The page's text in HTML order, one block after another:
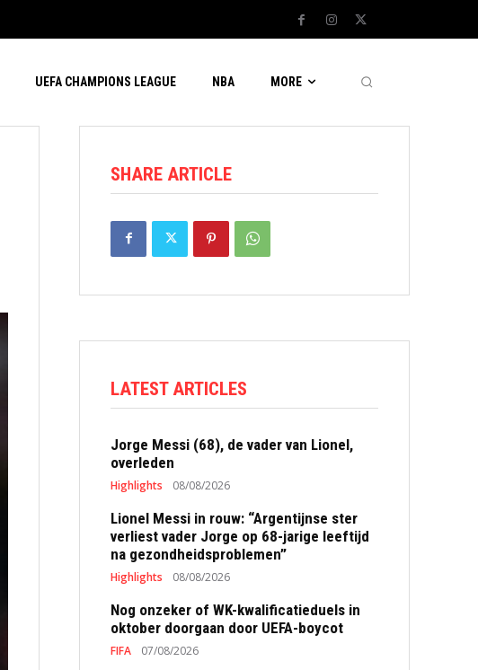
UEFA CHAMPIONS LEAGUE NBA MORE
SHARE ARTICLE
LATEST ARTICLES
Jorge Messi (68), de vader van Lionel,
overleden
Highlights 08/08/2026
Lionel Messi in rouw: “Argentijnse ster
verliest vader Jorge op 68-jarige leeftijd
na gezondheidsproblemen”
Highlights 08/08/2026
Nog onzeker of WK-kwalificatieduels in
oktober doorgaan door UEFA-boycot
FIFA 07/08/2026